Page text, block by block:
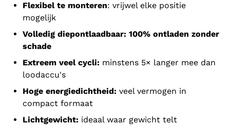
Flexibel te monteren: vrijwel elke positie
mogelijk
Volledig diepontlaadbaar: 100% ontladen zonder
schade
Extreem veel cycli: minstens 5× langer mee dan
loodaccu's
Hoge energiedichtheid: veel vermogen in
compact formaat
Lichtgewicht: ideaal waar gewicht telt